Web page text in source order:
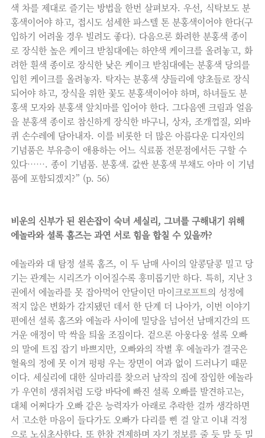
색 차를 제대로 즐기는 방법을 한번 살펴보자. 우선, 식탁보도 분
홍색이어야 하고, 접시도 섬세한 파스텔 톤 분홍색이어야 한다(구
입하기 어려울 경우 빌려도 좋다). 다음으론 화려한 분홍색 종이
로 장식한 높은 케이크 받침대에는 하얀색 케이크를 올려놓고, 화
려한 흰색 종이로 장식한 낮은 케이크 받침대에는 분홍색 당의를
입힌 케이크를 올려놓자. 탁자는 분홍색 샹들리에 양초들로 장식
되어야 하고, 장식을 위한 꽃도 분홍색이어야 하며, 하녀들도 분
홍색 모자와 분홍색 앞치마를 입어야 한다. 그다음엔 크림과 얼음
을 분홍색 종이로 참신하게 장식한 바구니, 상자, 조개껍질, 외바
퀴 손수레에 담아내자. 이를 비롯한 더 많은 아름다운 디자인의
기념품은 부유층이 애용하는 어느 식료품 전문점에서든 구할 수
있다……. 종이 기념품. 분홍색. 값싼 분홍색 부채도 아마 이 기념
품에 포함되겠지?” (p. 56)
비운의 신부가 된 왼손잡이 숙녀 세실리, 그녀를 구해내기 위해
에놀라와 셜록 홈즈는 과연 서로 힘을 합칠 수 있을까?
에놀라와 대 탐정 셜록 홈즈, 이 두 남매 사이의 알콩달콩 밀고 당
기는 관계는 시리즈가 이어질수록 흥미롭기만 하다. 특히, 지난 3
권에서 에놀라를 못 잡아먹어 안달이던 마이크로프트의 성정에
적지 않은 변화가 감지됐던 데서 한 단계 더 나아가, 이번 이야기
편에선 셜록 홈즈와 에놀라 사이에 밀당을 넘어선 남매지간의 뜨
거운 애정이 막 싹을 틔울 조짐이다. 겉으론 아웅다웅 셜록 오빠
의 말에 트집 잡기 바쁘지만, 오빠와의 작별 후 에놀라가 결국은
혈육의 정에 못 이겨 펑펑 우는 장면이 여과 없이 드러나기 때문
이다. 세실리에 대한 실마리를 찾으러 남작의 집에 잠입한 에놀라
가 우연히 생쥐처럼 도랑 바닥에 빠진 셜록 오빠를 발견하고는,
대체 어쩌다가 오빠 같은 능력자가 아래로 추락한 걸까 생각하면
서 고소한 마음이 들다가도 오빠가 다리를 삔 걸 알고 이내 걱정
으로 노심초사한다. 또 한참 견제하며 자기 정보를 줄 듯 말 듯 밀